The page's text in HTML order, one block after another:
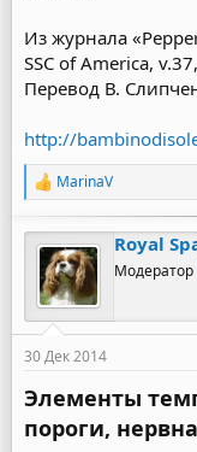
Из журнала
SSC of America,
Перевод В.
http://
Р
а
к
и
и
:
MarinaV
Royal
Модератор
30 Дек 2014
Элементы
пороги,